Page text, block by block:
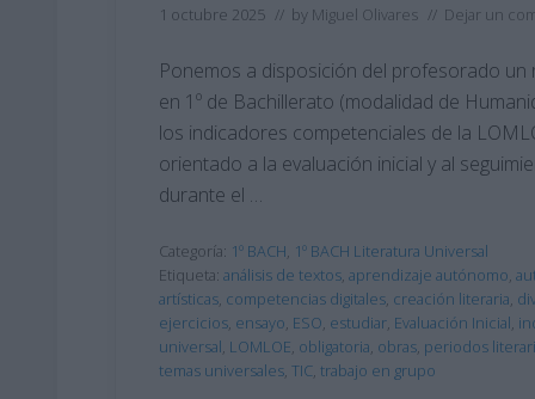
1 octubre 2025 // by Miguel Olivares // Dejar un
Ponemos a disposición del profesorado
en 1º de Bachillerato (modalidad de
los indicadores competenciales de la
orientado a la evaluación inicial y al
durante el …
Categoría: 1º BACH, 1º BACH Literatura Universal
Etiqueta: análisis de textos, aprendizaje autónomo,
artísticas, competencias digitales, creación literaria,
ejercicios, ensayo, ESO, estudiar, Evaluación Inicial,
universal, LOMLOE, obligatoria, obras, periodos
temas universales, TIC, trabajo en grupo